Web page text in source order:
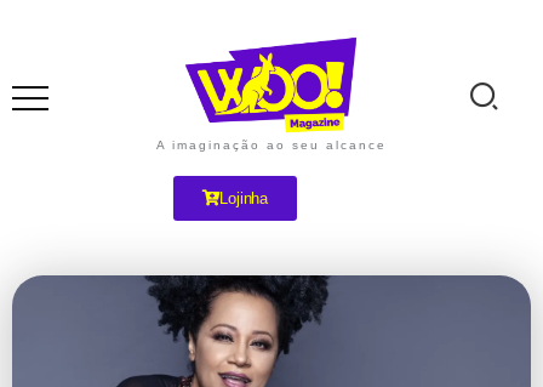
A imaginação ao seu alcance
Lojinha